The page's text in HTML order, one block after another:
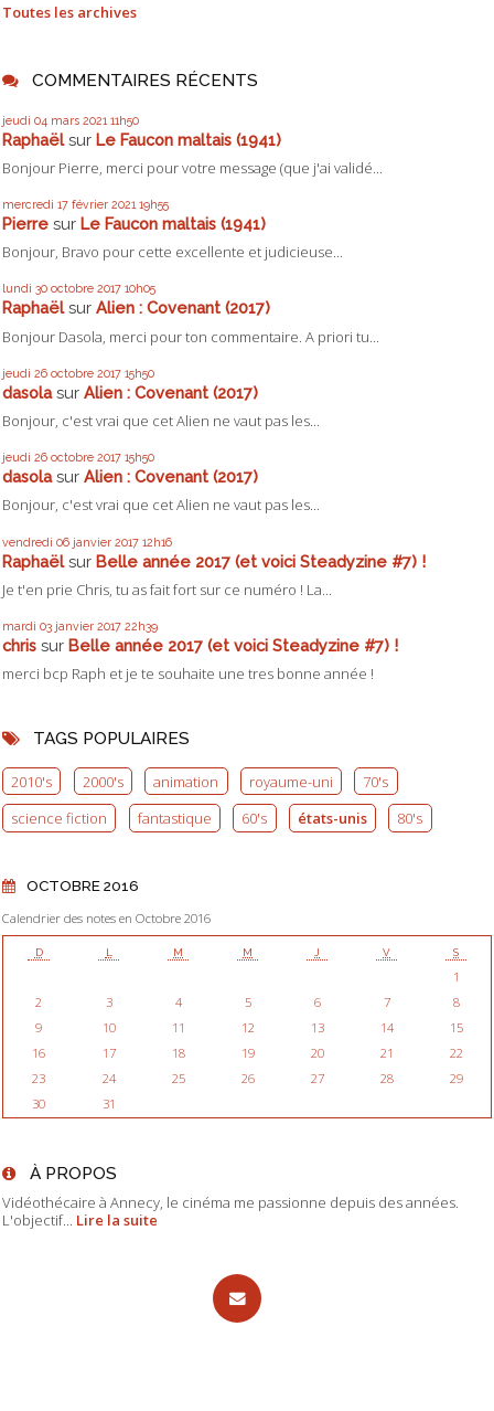
Toutes les archives
COMMENTAIRES RÉCENTS
jeudi 04 mars 2021 11h50
Raphaëlsur Le Faucon maltais (1941)
Bonjour Pierre, merci pour votre message (que j'ai validé...
mercredi 17 février 2021 19h55
Pierre sur Le Faucon maltais (1941)
Bonjour, Bravo pour cette excellente et judicieuse...
lundi 30 octobre 2017 10h05
Raphaëlsur Alien : Covenant (2017)
Bonjour Dasola, merci pour ton commentaire. A priori tu...
jeudi 26 octobre 2017 15h50
dasolasur Alien : Covenant (2017)
Bonjour, c'est vrai que cet Alien ne vaut pas les...
jeudi 26 octobre 2017 15h50
dasolasur Alien : Covenant (2017)
Bonjour, c'est vrai que cet Alien ne vaut pas les...
vendredi 06 janvier 2017 12h16
Raphaëlsur Belle année 2017 (et voici Steadyzine #7) !
Je t'en prie Chris, tu as fait fort sur ce numéro ! La...
mardi 03 janvier 2017 22h39
chris sur Belle année 2017 (et voici Steadyzine #7) !
merci bcp Raph et je te souhaite une tres bonne année !
TAGS POPULAIRES
2010's 2000's animation royaume-uni
70's
science fiction
fantastique 60's états-unis 80's
OCTOBRE 2016
Calendrier des notes en Octobre 2016
D L M M J V S
1
2
3 4 5 6 7
8
9
10 11 12 13 14
15
16
17 18 19 20 21
22
23
24 25 26 27 28
29
30
31
À PROPOS
Vidéothécaire à Annecy, le cinéma me passionne depuis des années.
L'objectif... Lire la suite